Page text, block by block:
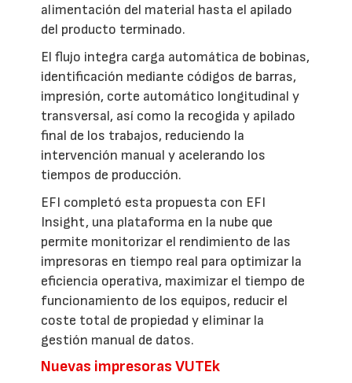
alimentación del material hasta el apilado
del producto terminado.
El flujo integra carga automática de bobinas,
identificación mediante códigos de barras,
impresión, corte automático longitudinal y
transversal, así como la recogida y apilado
final de los trabajos, reduciendo la
intervención manual y acelerando los
tiempos de producción.
EFI completó esta propuesta con EFI
Insight, una plataforma en la nube que
permite monitorizar el rendimiento de las
impresoras en tiempo real para optimizar la
eficiencia operativa, maximizar el tiempo de
funcionamiento de los equipos, reducir el
coste total de propiedad y eliminar la
gestión manual de datos.
Nuevas impresoras VUTEk